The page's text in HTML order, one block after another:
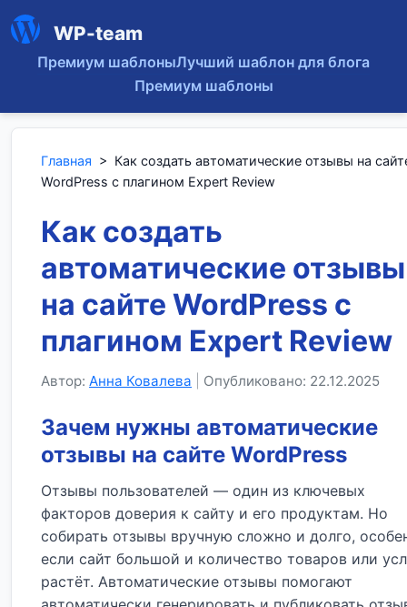
WP-team
Премиум шаблоныЛучший шаблон для блога
Премиум шаблоны
Главная > Как создать автоматические отзывы на
WordPress с плагином Expert Review
Как создать
автоматические отзывы
на сайте WordPress с
плагином Expert Review
Автор: Анна Ковалева Опубликовано: 22.12.2025
Зачем нужны автоматические
отзывы на сайте WordPress
Отзывы пользователей — один из ключевых
факторов доверия к сайту и его продуктам. Но
собирать отзывы вручную сложно и долго,
если сайт большой и количество товаров или
растёт. Автоматические отзывы помогают